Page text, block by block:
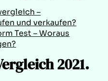
–
und verkaufen?
Test – Woraus
2021.